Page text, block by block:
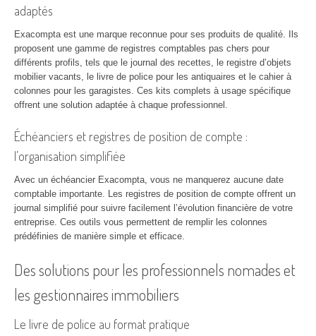
adaptés
Exacompta est une marque reconnue pour ses produits de qualité. Ils
proposent une gamme de registres comptables pas chers pour
différents profils, tels que le journal des recettes, le registre d’objets
mobilier vacants, le livre de police pour les antiquaires et le cahier à
colonnes pour les garagistes. Ces kits complets à usage spécifique
offrent une solution adaptée à chaque professionnel.
Échéanciers et registres de position de compte :
l’organisation simplifiée
Avec un échéancier Exacompta, vous ne manquerez aucune date
comptable importante. Les registres de position de compte offrent un
journal simplifié pour suivre facilement l’évolution financière de votre
entreprise. Ces outils vous permettent de remplir les colonnes
prédéfinies de manière simple et efficace.
Des solutions pour les professionnels nomades et
les gestionnaires immobiliers
Le livre de police au format pratique